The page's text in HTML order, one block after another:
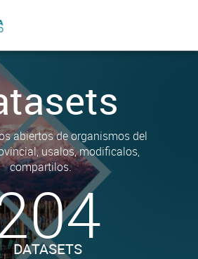
abiertos de organismos del
usalos, modificalos,
compartilos.
DATASETS